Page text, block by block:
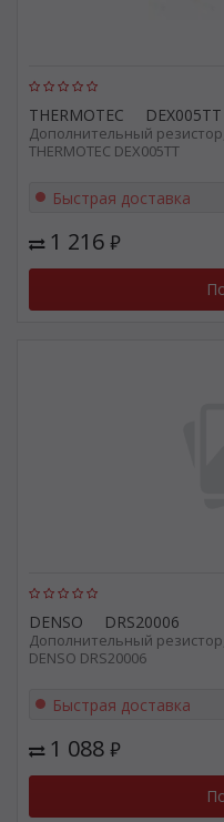
THERMOTEC DEX005TT
Дополнительный
THERMOTEC DEX005TT
Быстрая доставка
1 216 ₽
DENSO DRS20006
Дополнительный
DENSO DRS20006
Быстрая доставка
1 088 ₽